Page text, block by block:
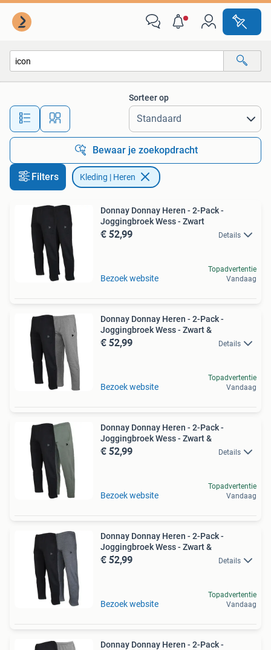
Alle afstanden…
Sorteer op
Bewaar je zoekopdracht
Filters Kleding | Heren
Donnay Donnay Heren - 2-Pack -
Joggingbroek Wess - Zwart
€ 52,99 Details
Bezoek website
Topadvertentie
Vandaag
Donnay Donnay Heren - 2-Pack -
Joggingbroek Wess - Zwart &
€ 52,99 Details
Bezoek website
Topadvertentie
Vandaag
Donnay Donnay Heren - 2-Pack -
Joggingbroek Wess - Zwart &
€ 52,99 Details
Bezoek website
Topadvertentie
Vandaag
Donnay Donnay Heren - 2-Pack -
Joggingbroek Wess - Zwart &
€ 52,99 Details
Bezoek website
Topadvertentie
Vandaag
Donnay Donnay Heren - 2-Pack -